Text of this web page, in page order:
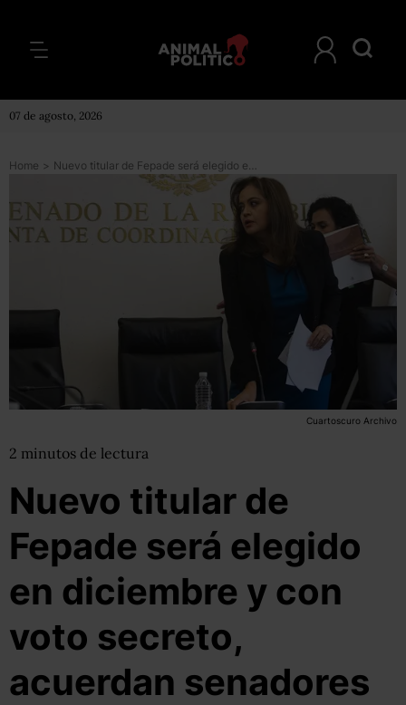
07 de agosto, 2026
Home > Nuevo titular de Fepade será elegido en diciembre y con voto secreto, acuerdan senadores
Cuartoscuro Archivo
2 minutos de lectura
Nuevo titular de
Fepade será elegido
en diciembre y con
voto secreto,
acuerdan senadores